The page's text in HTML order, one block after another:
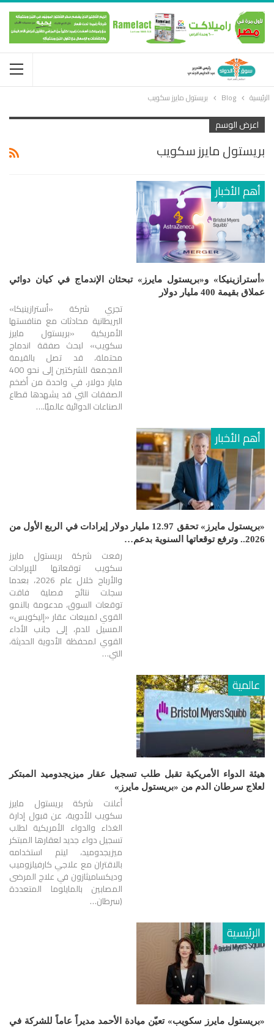
الرئيسية Blog بريستول مايرز سكويب
اعرض الوسم
بريستول مايرز سكويب
أهم الأخبار
«أسترازينيكا» و«بريستول مايرز» تبحثان الإندماج في كيان دوائي
عملاق بقيمة 400 مليار دولار
تجري شركة «أسترازينيكا»
البريطانية محادثات مع منافستها
الأمريكية «بريستول مايرز
سكويب» لبحث صفقة اندماج
محتملة، قد تصل بالقيمة
المجمعة للشركتين إلى نحو 400
مليار دولار، في واحدة من أضخم
الصفقات التي قد يشهدها قطاع
الصناعات الدوائية عالميًا.…
أهم الأخبار
«بريستول مايرز» تحقق 12.97 مليار دولار إيرادات في الربع الأول من
2026.. وترفع توقعاتها السنوية بدعم…
رفعت شركة بريستول مايرز
سكويب توقعاتها للإيرادات
والأرباح خلال عام 2026، بعدما
سجلت نتائج فصلية فاقت
توقعات السوق، مدعومة بالنمو
القوي لمبيعات عقار «إليكويس»
المسيل للدم، إلى جانب الأداء
القوي لمحفظة الأدوية الحديثة،
التي…
عالمية
هيئة الدواء الأمريكية تقبل طلب تسجيل عقار ميزيجدوميد المبتكر
لعلاج سرطان الدم من «بريستول مايرز»
أعلنت شركة بريستول مايرز
سكويب للأدوية، عن قبول إدارة
الغذاء والدواء الأمريكية لطلب
تسجيل دواء جديد لعقارها المبتكر
ميزيجدوميد، ليتم استخدامه
بالاقتران مع علاجي كارفيلزوميب
وديكساميثازون في علاج المرضى
المصابين بالمايلوما المتعددة
(سرطان…
الرئيسية
«بريستول مايرز سكويب» تعيّن ميادة الأحمد مديراً عاماً للشركة في